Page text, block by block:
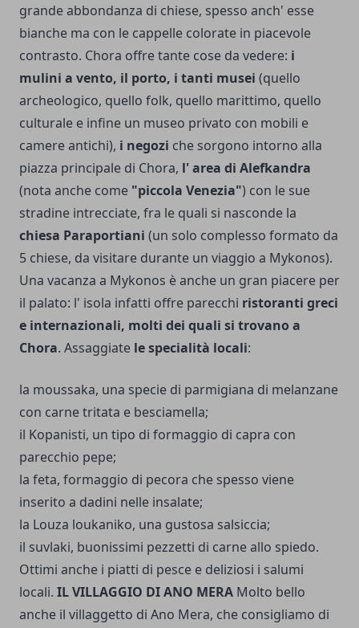
grande abbondanza di chiese, spesso anch' esse
bianche ma con le cappelle colorate in piacevole
contrasto. Chora offre tante cose da vedere: i
mulini a vento, il porto, i tanti musei (quello
archeologico, quello folk, quello marittimo, quello
culturale e infine un museo privato con mobili e
camere antichi), i negozi che sorgono intorno alla
piazza principale di Chora, l' area di Alefkandra
(nota anche come "piccola Venezia") con le sue
stradine intrecciate, fra le quali si nasconde la
chiesa Paraportiani (un solo complesso formato da
5 chiese, da visitare durante un viaggio a Mykonos).
Una vacanza a Mykonos è anche un gran piacere per
il palato: l' isola infatti offre parecchi ristoranti greci
e internazionali, molti dei quali si trovano a
Chora. Assaggiate le specialità locali:
la moussaka, una specie di parmigiana di melanzane
con carne tritata e besciamella;
il Kopanisti, un tipo di formaggio di capra con
parecchio pepe;
la feta, formaggio di pecora che spesso viene
inserito a dadini nelle insalate;
la Louza loukaniko, una gustosa salsiccia;
il suvlaki, buonissimi pezzetti di carne allo spiedo.
Ottimi anche i piatti di pesce e deliziosi i salumi
locali. IL VILLAGGIO DI ANO MERA Molto bello
anche il villaggetto di Ano Mera, che consigliamo di